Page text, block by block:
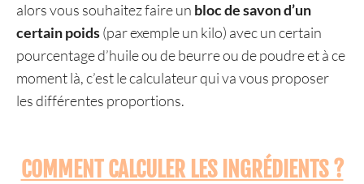
alors vous souhaitez faire un bloc de savon d’un
certain poids(par exemple un kilo) avec un certain
pourcentage d’huile ou de beurre ou de poudre et à ce
moment là, c’est le calculateur qui va vous proposer
les différentes proportions.
COMMENT CALCULER LES INGRÉDIENTS ?